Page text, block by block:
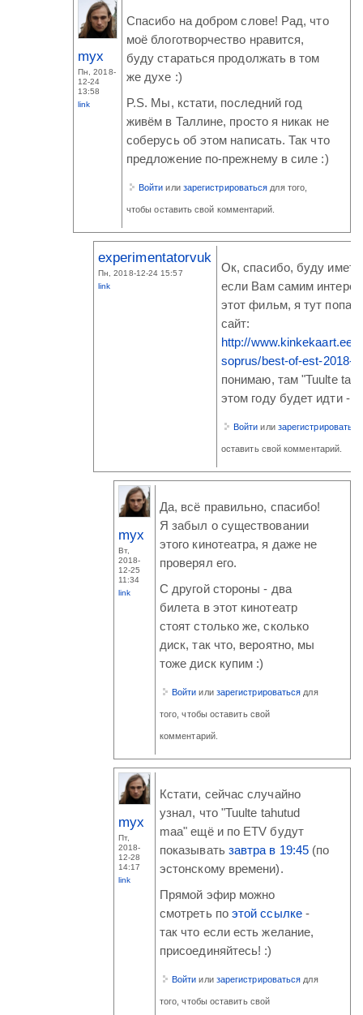
myx
Пн, 2018-
12-24
13:58
link
Спасибо на добром слове! Рад, что
моё блоготворчество нравится,
буду стараться продолжать в том
же духе :)
P.S. Мы, кстати, последний год
живём в Таллине, просто я никак не
соберусь об этом написать. Так что
предложение по-прежнему в силе :)
Войти или зарегистрироваться для того,
чтобы оставить свой комментарий.
experimentatorvuk
Пн, 2018-12-24 15:57
link
Ок, спасибо, буду иметь
если Вам самим
этот фильм, я тут
сайт:
http://www.kinkekaart.ee/
soprus/best-of-est-2018-
понимаю, там "Tuulte
этом году будет идти -
Войти или зарегистрироваться
оставить свой комментарий.
myx
Вт,
2018-
12-25
11:34
link
Да, всё правильно, спасибо!
Я забыл о существовании
этого кинотеатра, я даже не
проверял его.
С другой стороны - два
билета в этот кинотеатр
стоят столько же, сколько
диск, так что, вероятно, мы
тоже диск купим :)
Войти или зарегистрироваться для
того, чтобы оставить свой
комментарий.
myx
Пт,
2018-
12-28
14:17
link
Кстати, сейчас случайно
узнал, что "Tuulte tahutud
maa" ещё и по ETV будут
показывать завтра в 19:45 (по
эстонскому времени).
Прямой эфир можно
смотреть по этой ссылке-
так что если есть желание,
присоединяйтесь! :)
Войти или зарегистрироваться для
того, чтобы оставить свой